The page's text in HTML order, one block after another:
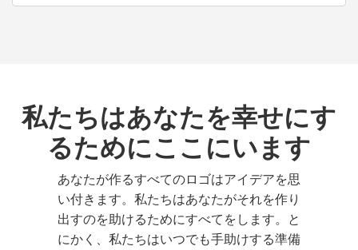
私たちはあなたを幸せにす
るためにここにいます
あなたが作るすべてのロゴはアイデアを思
い付きます。私たちはあなたがそれを作り
出すのを助けるためにすべてをします。と
にかく、私たちはいつでも手助けする準備